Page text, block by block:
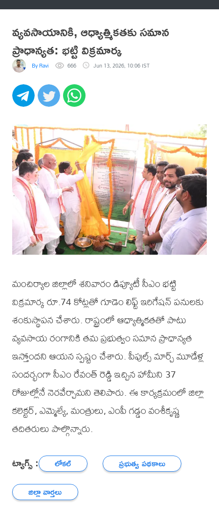
వ్యవసాయానికి, ఆధ్యాత్మికతకు సమాన
ప్రాధాన్యత: భట్టి విక్రమార్క
By Ravi 666 Jun 13, 2026, 10:06 IST
మంచిర్యాల జిల్లాలో శనివారం డిప్యూటీ సీఎం భట్టి
విక్రమార్క రూ.74 కోట్లతో గూడెం లిఫ్ట్ ఇరిగేషన్ పనులకు
శంకుస్థాపన చేశారు. రాష్ట్రంలో ఆధ్యాత్మికతతో పాటు
వ్యవసాయ రంగానికి తమ ప్రభుత్వం సమాన ప్రాధాన్యత
ఇస్తోందని ఆయన స్పష్టం చేశారు. పీపుల్స్ మార్చ్ మూడేళ్ల
సందర్భంగా సీఎం రేవంత్ రెడ్డి ఇచ్చిన హామీని 37
రోజుల్లోనే నెరవేర్చామని తెలిపారు. ఈ కార్యక్రమంలో జిల్లా
కలెక్టర్, ఎమ్మెల్యే, మంత్రులు, ఎంపీ గడ్డం వంశీకృష్ణ
తదితరులు పాల్గొన్నారు.
ట్యాగ్స్ : లోకల్
ప్రభుత్వ పథకాలు
జిల్లా వార్తలు